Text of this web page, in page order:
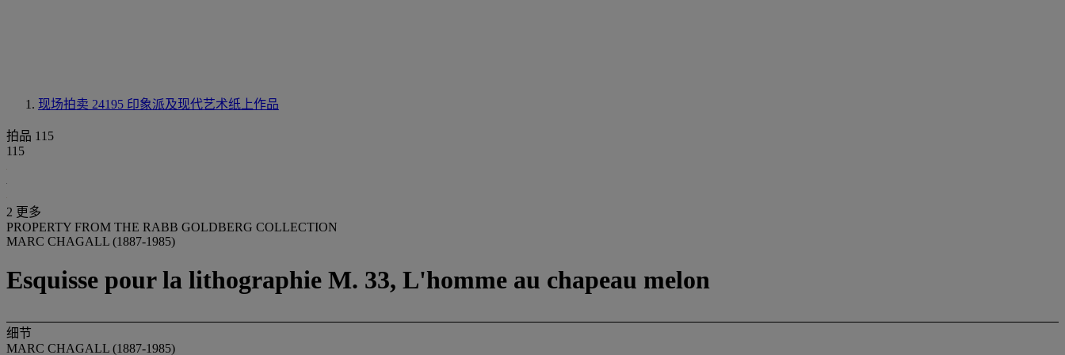
现场拍卖 24195 印象派及现代艺术纸上作品
拍品 115
115
2 更多
PROPERTY FROM THE RABB GOLDBERG COLLECTION
MARC CHAGALL (1887-1985)
Esquisse pour la lithographie M. 33, L'homme au chapeau melon
细节
MARC CHAGALL (1887-1985)